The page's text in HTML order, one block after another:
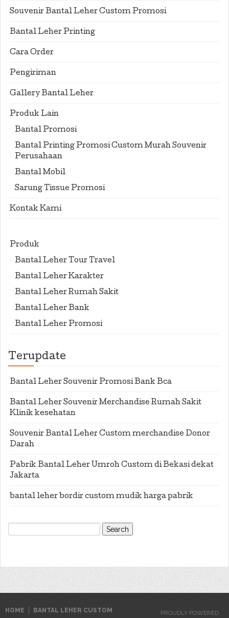
Souvenir Bantal Leher Custom Promosi
Bantal Leher Printing
Cara Order
Pengiriman
Gallery Bantal Leher
Produk Lain
Bantal Promosi
Bantal Printing Promosi Custom Murah Souvenir
Perusahaan
Bantal Mobil
Sarung Tissue Promosi
Kontak Kami
Produk
Bantal Leher Tour Travel
Bantal Leher Karakter
Bantal Leher Rumah Sakit
Bantal Leher Bank
Bantal Leher Promosi
Terupdate
Bantal Leher Souvenir Promosi Bank Bca
Bantal Leher Souvenir Merchandise Rumah Sakit
Klinik kesehatan
Souvenir Bantal Leher Custom merchandise Donor
Darah
Pabrik Bantal Leher Umroh Custom di Bekasi dekat
Jakarta
bantal leher bordir custom mudik harga pabrik
Search
for:
HOME BANTAL LEHER CUSTOM PROUDLY POWERED